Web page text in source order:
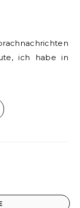
ich habe in